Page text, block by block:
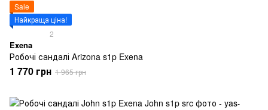
Sale
Найкраща ціна!
2
Exena
Робочі сандалі Arizona s1p Exena
1 770 грн 1 965 грн